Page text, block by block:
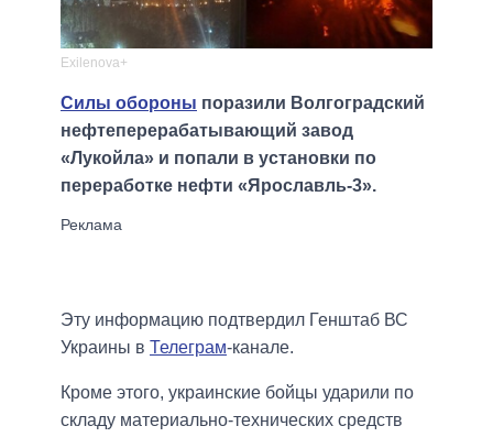
Exilenova+
Силы обороны поразили Волгоградский
нефтеперерабатывающий завод
«Лукойла» и попали в установки по
переработке нефти «Ярославль-3».
Эту информацию подтвердил Генштаб ВС
Украины в Телеграм-канале.
Кроме этого, украинские бойцы ударили по
складу материально-технических средств